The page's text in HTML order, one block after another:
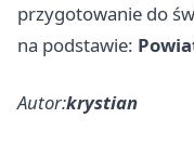
przygotowanie do
na podstawie:
Autor:krystian